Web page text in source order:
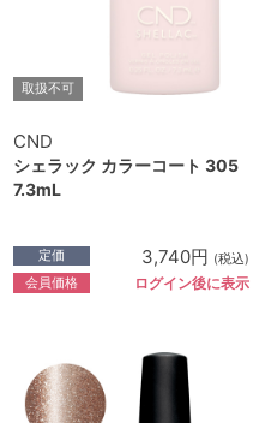
取扱不可
CND
シェラック カラーコート 305
7.3mL
定価 3,740円 (税込)
会員価格 ログイン後に表示